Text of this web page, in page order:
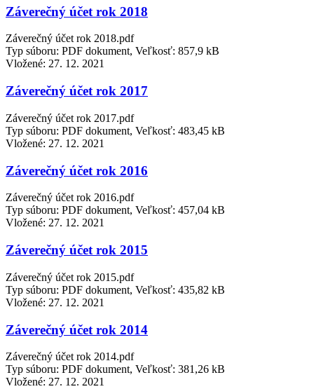
Záverečný účet rok 2018
Záverečný účet rok 2018.pdf
Typ súboru: PDF dokument, Veľkosť: 857,9 kB
Vložené: 27. 12. 2021
Záverečný účet rok 2017
Záverečný účet rok 2017.pdf
Typ súboru: PDF dokument, Veľkosť: 483,45 kB
Vložené: 27. 12. 2021
Záverečný účet rok 2016
Záverečný účet rok 2016.pdf
Typ súboru: PDF dokument, Veľkosť: 457,04 kB
Vložené: 27. 12. 2021
Záverečný účet rok 2015
Záverečný účet rok 2015.pdf
Typ súboru: PDF dokument, Veľkosť: 435,82 kB
Vložené: 27. 12. 2021
Záverečný účet rok 2014
Záverečný účet rok 2014.pdf
Typ súboru: PDF dokument, Veľkosť: 381,26 kB
Vložené: 27. 12. 2021